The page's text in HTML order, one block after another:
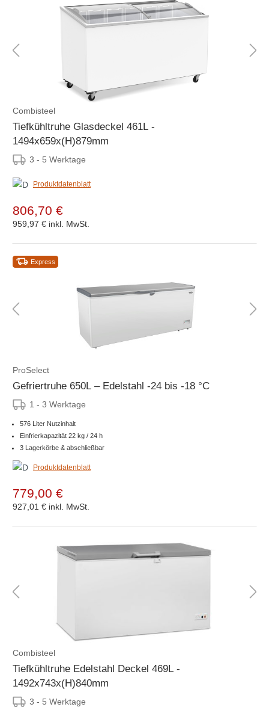
Combisteel
Tiefkühltruhe Glasdeckel 461L -
1494x659x(H)879mm
3 - 5 Werktage
Produktdatenblatt
806,70 €
959,97 € inkl. MwSt.
Express
ProSelect
Gefriertruhe 650L – Edelstahl -24 bis -18 °C
1 - 3 Werktage
576 Liter Nutzinhalt
Einfrierkapazität 22 kg / 24 h
3 Lagerkörbe & abschließbar
Produktdatenblatt
779,00 €
927,01 € inkl. MwSt.
Combisteel
Tiefkühltruhe Edelstahl Deckel 469L -
1492x743x(H)840mm
3 - 5 Werktage